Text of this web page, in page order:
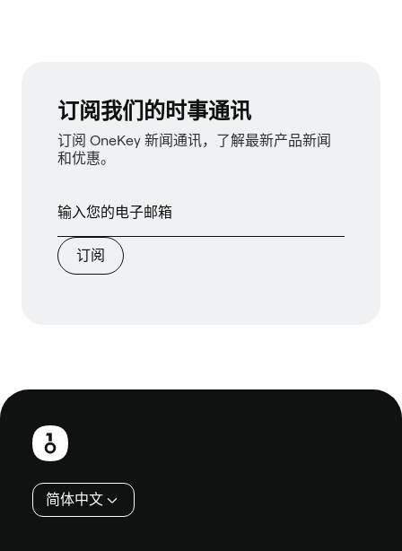
订阅我们的时事通讯
订阅 OneKey 新闻通讯，了解最新产品新闻
和优惠。
订阅
页
简体中文